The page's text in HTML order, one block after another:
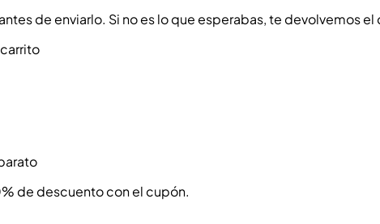
de enviarlo. Si no es lo que esperabas, te devolvemos el
de descuento con el cupón.